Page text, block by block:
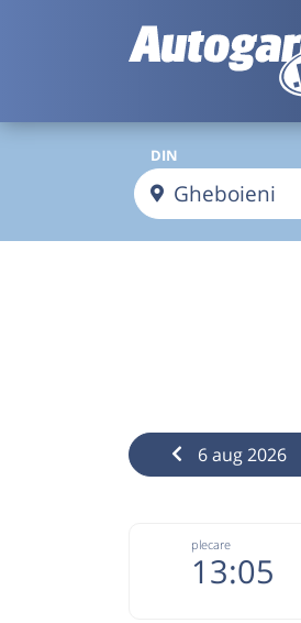
DIN
6 aug 2026
plecare
13:05